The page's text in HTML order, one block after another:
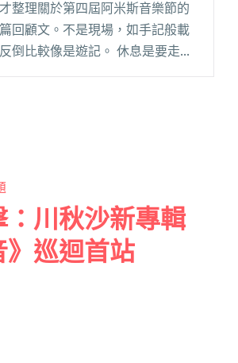
整理關於第四屆阿米斯音樂節的
回顧文。不是現場，如手記般載
倒比較像是遊記。 休息是要走更
我出發去第四屆阿米斯音樂節的
：川秋沙新專輯
》巡迴首站